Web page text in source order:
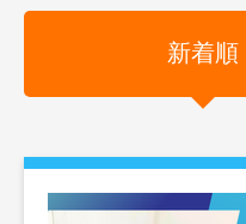
新着順